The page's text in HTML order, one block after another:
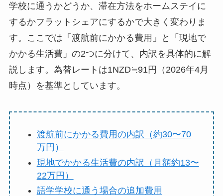
学校に通うかどうか、滞在方法をホームステイに
するかフラットシェアにするかで大きく変わりま
す。ここでは「渡航前にかかる費用」と「現地で
かかる生活費」の2つに分けて、内訳を具体的に解
説します。為替レートは1NZD≒91円（2026年4月
時点）を基準としています。
渡航前にかかる費用の内訳（約30〜70
万円）
現地でかかる生活費の内訳（月額約13〜
22万円）
語学学校に通う場合の追加費用